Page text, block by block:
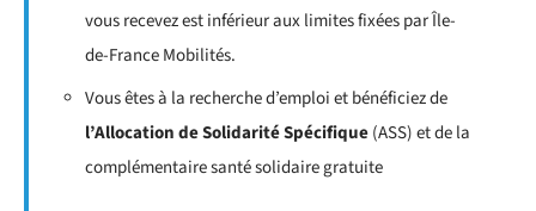
vous recevez est inférieur aux limites fixées par Île-
de-France Mobilités.
Vous êtes à la recherche d’emploi et bénéficiez de
l’Allocation de Solidarité Spécifique(ASS) et de la
complémentaire santé solidaire gratuite